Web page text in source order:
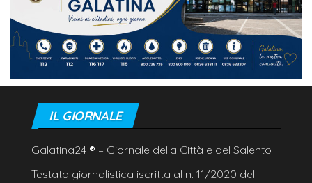
IL GIORNALE
Galatina24 ® – Giornale della Città e del Salento
Testata giornalistica iscritta al n. 11/2020 del